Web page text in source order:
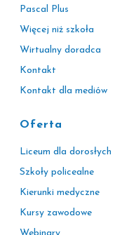
Pascal Plus
Więcej niż szkoła
Wirtualny doradca
Kontakt
Kontakt dla mediów
Oferta
Liceum dla dorosłych
Szkoły policealne
Kierunki medyczne
Kursy zawodowe